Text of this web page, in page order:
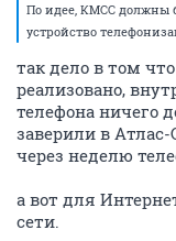
По идее, КМСС должны
устройство
так дело в том
реализовано,
телефона ничего
заверили в Атлас-
через неделю
а вот для
сети.